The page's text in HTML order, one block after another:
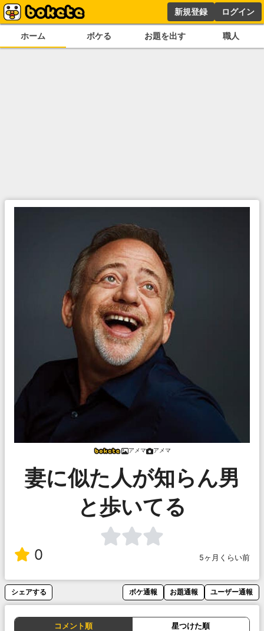
新規登録 ログイン
ホーム ボケる お題を出す 職人
アメマ アメマ
妻に似た人が知らん男
と歩いてる
0 5ヶ月くらい前
シェアする ボケ通報 お題通報 ユーザー通報
コメント順 星つけた順